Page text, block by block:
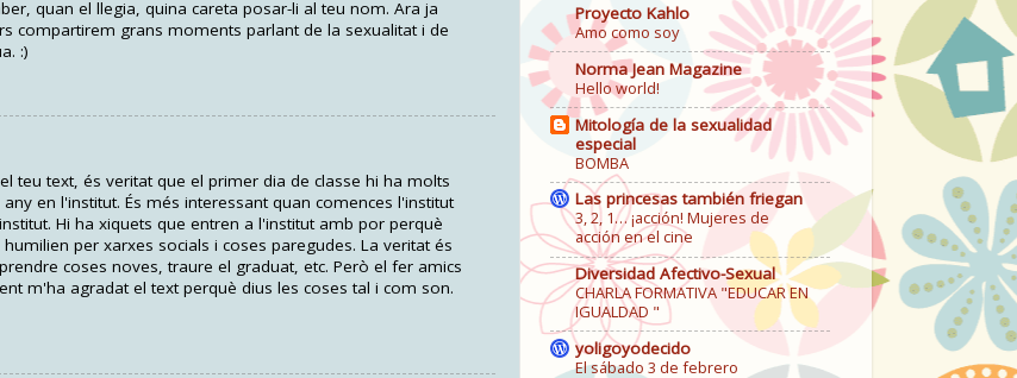
quan el llegia, quina careta posar-li al teu nom. Ara ja
compartirem grans moments parlant de la sexualitat i de
:)
teu text, és veritat que el primer dia de classe hi ha molts
en l'institut. És més interessant quan comences l'institut
Hi ha xiquets que entren a l'institut amb por perquè
per xarxes socials i coses paregudes. La veritat és
coses noves, traure el graduat, etc. Però el fer amics
m'ha agradat el text perquè dius les coses tal i com son.
Proyecto Kahlo
Amo como soy
Norma Jean Magazine
Hello world!
Mitología de la sexualidad
especial
BOMBA
Las princesas también friegan
3, 2, 1… ¡acción! Mujeres de
acción en el cine
Diversidad Afectivo-Sexual
CHARLA FORMATIVA "EDUCAR EN
IGUALDAD "
yoligoyodecido
El sábado 3 de febrero